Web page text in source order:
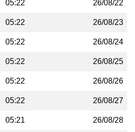
26/08/22
05:22
26/08/23
05:22
26/08/24
05:22
26/08/25
05:22
26/08/26
05:22
26/08/27
05:22
26/08/28
05:21